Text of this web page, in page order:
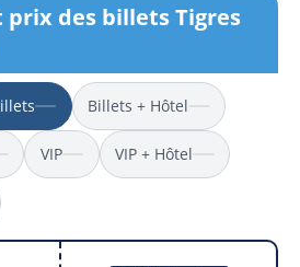
des billets Tigres
Billets + Hôtel
VIP VIP + Hôtel